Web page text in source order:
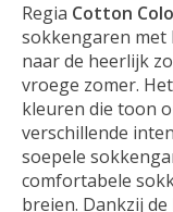
Regia Cotton
sokkengaren met
naar de heerlijk
vroege zomer.
kleuren die toon
verschillende
soepele
comfortabele
breien. Dankzij